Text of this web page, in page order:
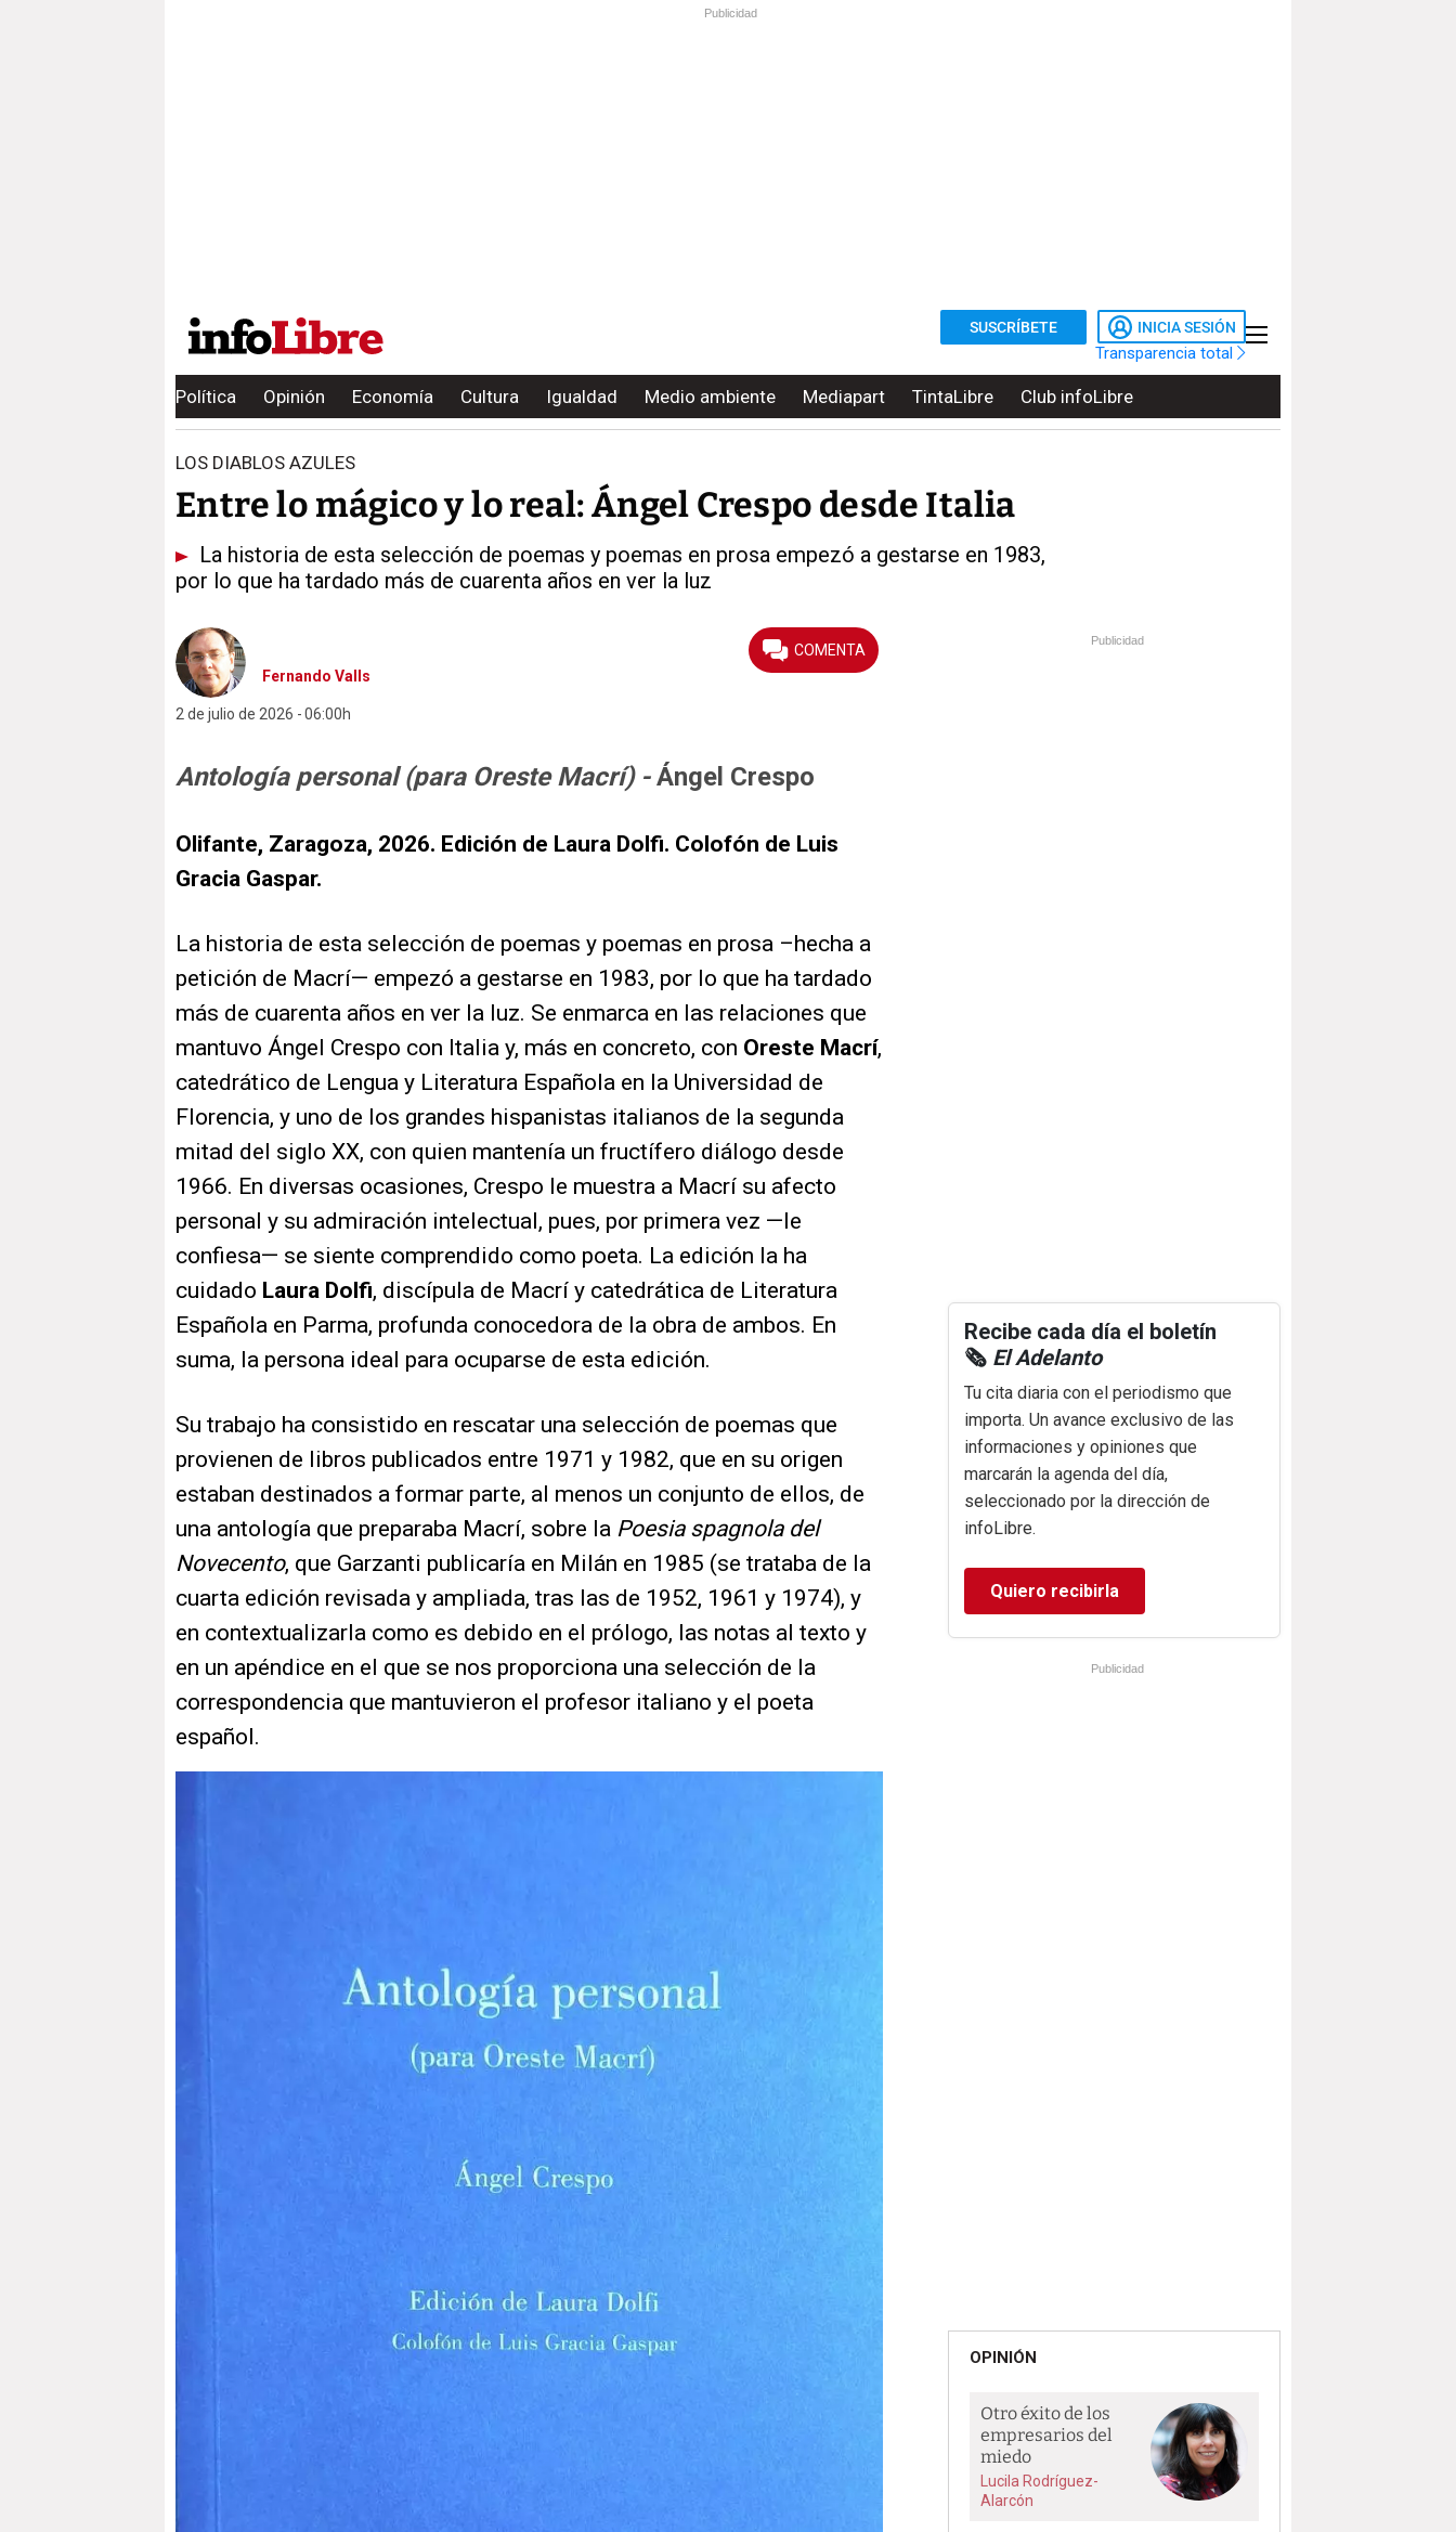
Publicidad
SUSCRÍBETE INICIA SESIÓN
Transparencia total
Política Opinión Economía Cultura Igualdad Medio ambiente Mediapart TintaLibre Club infoLibre
LOS DIABLOS AZULES
Entre lo mágico y lo real: Ángel Crespo desde Italia
La historia de esta selección de poemas y poemas en prosa empezó a gestarse en 1983,
por lo que ha tardado más de cuarenta años en ver la luz
Fernando Valls
2 de julio de 2026 06:00h
Antología personal (para Oreste Macrí) -Ángel Crespo
Olifante, Zaragoza, 2026. Edición de Laura Dolfi. Colofón de Luis
Gracia Gaspar.
La historia de esta selección de poemas y poemas en prosa –hecha a
petición de Macrí— empezó a gestarse en 1983, por lo que ha tardado
más de cuarenta años en ver la luz. Se enmarca en las relaciones que
mantuvo Ángel Crespo con Italia y, más en concreto, con Oreste Macrí,
catedrático de Lengua y Literatura Española en la Universidad de
Florencia, y uno de los grandes hispanistas italianos de la segunda
mitad del siglo XX, con quien mantenía un fructífero diálogo desde
1966. En diversas ocasiones, Crespo le muestra a Macrí su afecto
personal y su admiración intelectual, pues, por primera vez —le
confiesa— se siente comprendido como poeta. La edición la ha
cuidado Laura Dolfi, discípula de Macrí y catedrática de Literatura
Española en Parma, profunda conocedora de la obra de ambos. En
suma, la persona ideal para ocuparse de esta edición.
Su trabajo ha consistido en rescatar una selección de poemas que
provienen de libros publicados entre 1971 y 1982, que en su origen
estaban destinados a formar parte, al menos un conjunto de ellos, de
una antología que preparaba Macrí, sobre la Poesia spagnola del
Novecento, que Garzanti publicaría en Milán en 1985 (se trataba de la
cuarta edición revisada y ampliada, tras las de 1952, 1961 y 1974), y
en contextualizarla como es debido en el prólogo, las notas al texto y
en un apéndice en el que se nos proporciona una selección de la
correspondencia que mantuvieron el profesor italiano y el poeta
español.
Publicidad
Recibe cada día el boletín
🗞️ El Adelanto
Tu cita diaria con el periodismo que
importa. Un avance exclusivo de las
informaciones y opiniones que
marcarán la agenda del día,
seleccionado por la dirección de
infoLibre.
Quiero recibirla
Publicidad
OPINIÓN
Otro éxito de los
empresarios del
miedo
Lucila Rodríguez-
Alarcón